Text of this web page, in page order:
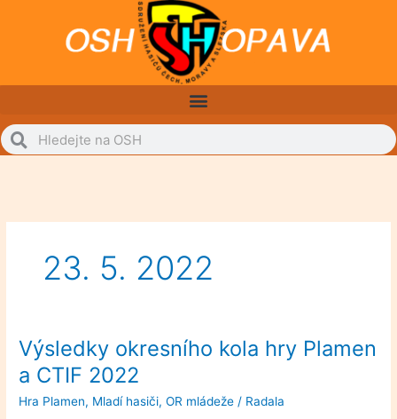
SearchSearch
23. 5. 2022
Výsledky okresního kola hry Plamen
a CTIF 2022
Hra Plamen, Mladí hasiči,OR mládeže / Radala
Výsledky
okresního
kola
hry